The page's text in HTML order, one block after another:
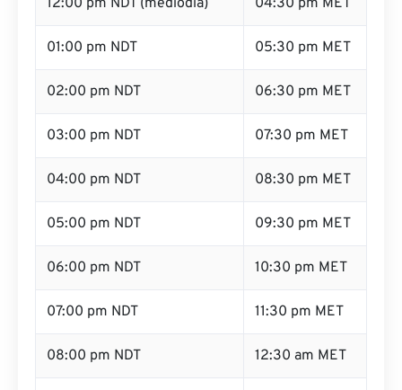
12:00 pm NDT (mediodía) 04:30 pm MET
01:00 pm NDT 05:30 pm MET
02:00 pm NDT 06:30 pm MET
03:00 pm NDT 07:30 pm MET
04:00 pm NDT 08:30 pm MET
05:00 pm NDT 09:30 pm MET
06:00 pm NDT 10:30 pm MET
07:00 pm NDT 11:30 pm MET
08:00 pm NDT 12:30 am MET